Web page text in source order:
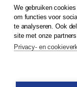
© 2026Koninklijke
Klantenservice
Service & informatie
Contact
We gebruiken
om functies voor
te analyseren. Ook
site met onze
Privacy- en